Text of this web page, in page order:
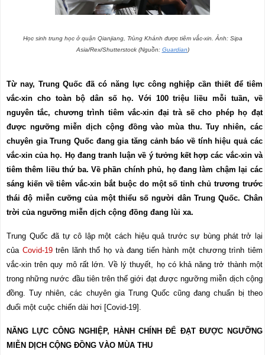
Học sinh trung học ở quận Qianjiang, Trùng Khánh được tiêm vắc-xin. Ảnh: Sipa
Asia/Rex/Shutterstock (Nguồn: Guardian)
Từ nay, Trung Quốc đã có năng lực công nghiệp cần thiết để tiêm
vắc-xin cho toàn bộ dân số họ. Với 100 triệu liều mỗi tuần, về
nguyên tắc, chương trình tiêm vắc-xin đại trà sẽ cho phép họ đạt
được ngưỡng miễn dịch cộng đồng vào mùa thu. Tuy nhiên, các
chuyên gia Trung Quốc đang gia tăng cảnh báo về tính hiệu quả các
vắc-xin của họ. Họ đang tranh luận về ý tưởng kết hợp các vắc-xin và
tiêm thêm liều thứ ba. Về phần chính phủ, họ đang làm chậm lại các
sáng kiến về tiêm vắc-xin bắt buộc do một số tỉnh chủ trương trước
thái độ miễn cưỡng của một thiểu số người dân Trung Quốc. Chân
trời của ngưỡng miễn dịch cộng đồng đang lùi xa.
Trung Quốc đã tự cô lập một cách hiệu quả trước sự bùng phát trở lại
của Covid-19trên lãnh thổ họ và đang tiến hành một chương trình tiêm
vắc-xin trên quy mô rất lớn. Về lý thuyết, họ có khả năng trở thành một
trong những nước đầu tiên trên thế giới đạt được ngưỡng miễn dịch cộng
đồng.Tuy nhiên , các chuyên gia Trung Quốc cũng đang chuẩn bị theo
đuổi một cuộc chiến dài hơi [Covid-19].
NĂNG LỰC CÔNG NGHIỆP, HÀNH CHÍNH ĐỂ ĐẠT ĐƯỢC NGƯỠNG
MIỄN DỊCH CỘNG ĐỒNG VÀO MÙA THU